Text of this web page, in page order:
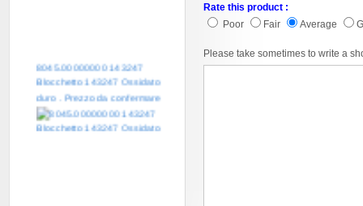
Rate this product :
Poor
Fair Average
Please take sometimes to write a
8045.00000000 143247
Blocchetto 143247 Ossidato